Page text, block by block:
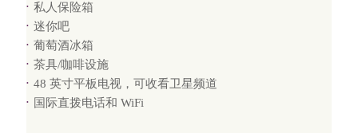
私人保险箱
迷你吧
葡萄酒冰箱
茶具/咖啡设施
48 英寸平板电视，可收看卫星频道
国际直拨电话和 WiFi